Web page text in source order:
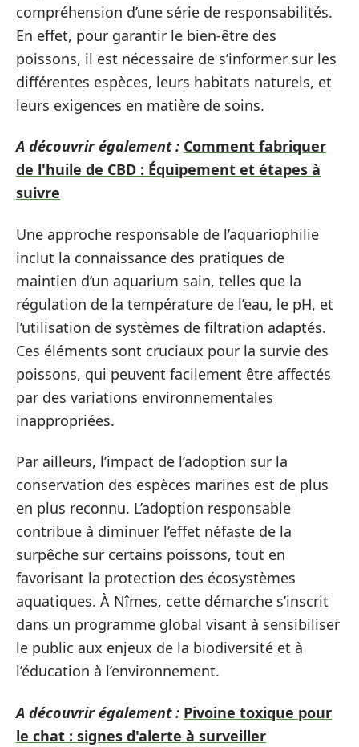
compréhension d’une série de responsabilités.
En effet, pour garantir le bien-être des
poissons, il est nécessaire de s’informer sur les
différentes espèces, leurs habitats naturels, et
leurs exigences en matière de soins.
A découvrir également : Comment fabriquer
de l'huile de CBD : Équipement et étapes à
suivre
Une approche responsable de l’aquariophilie
inclut la connaissance des pratiques de
maintien d’un aquarium sain, telles que la
régulation de la température de l’eau, le pH, et
l’utilisation de systèmes de filtration adaptés.
Ces éléments sont cruciaux pour la survie des
poissons, qui peuvent facilement être affectés
par des variations environnementales
inappropriées.
Par ailleurs, l’impact de l’adoption sur la
conservation des espèces marines est de plus
en plus reconnu. L’adoption responsable
contribue à diminuer l’effet néfaste de la
surpêche sur certains poissons, tout en
favorisant la protection des écosystèmes
aquatiques. À Nîmes, cette démarche s’inscrit
dans un programme global visant à sensibiliser
le public aux enjeux de la biodiversité et à
l’éducation à l’environnement.
A découvrir également : Pivoine toxique pour
le chat : signes d'alerte à surveiller